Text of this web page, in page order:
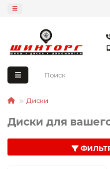
Диски
Диски для